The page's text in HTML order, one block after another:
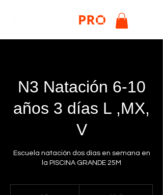
N3 Natación 6-10
años 3 días L ,MX,
V
Escuela natación dos días en semana en
la PISCINA GRANDE 25M